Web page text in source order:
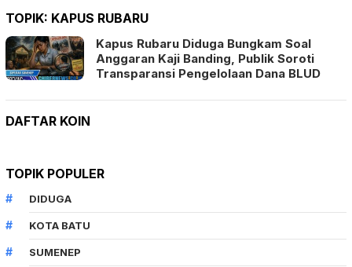
TOPIK: KAPUS RUBARU
Kapus Rubaru Diduga Bungkam Soal
Anggaran Kaji Banding, Publik Soroti
Transparansi Pengelolaan Dana BLUD
DAFTAR KOIN
TOPIK POPULER
DIDUGA
KOTA BATU
SUMENEP